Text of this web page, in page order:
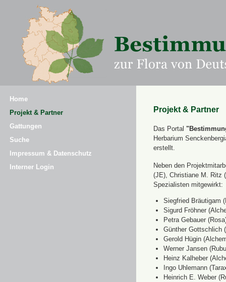
Home
Projekt & Partner
Gattungen
Suche
Impressum & Datenschutz
Interner Login
Projekt & Partner
Das Portal
Herbarium
erstellt.
Neben den
(JE), Christiane M. Ritz
Spezialisten mitgewirkt:
Siegfried Bräutigam
Sigurd Fröhner
Petra Gebauer
Günther Gottschlich
Gerold Hügin
Werner Jansen
Heinz Kalheber
Ingo Uhlemann
Heinrich E. Weber